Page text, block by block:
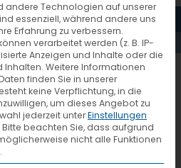
andere Technologien auf unserer
essenziell, während andere uns
Erfahrung zu verbessern.
verarbeitet werden (z. B. IP-
Anzeigen und Inhalte oder die
Inhalten. Weitere Informationen
finden Sie in unserer
keine Verpflichtung, in die
um dieses Angebot zu
jederzeit unterEinstellungen
Bitte beachten Sie, dass aufgrund
nicht alle Funktionen